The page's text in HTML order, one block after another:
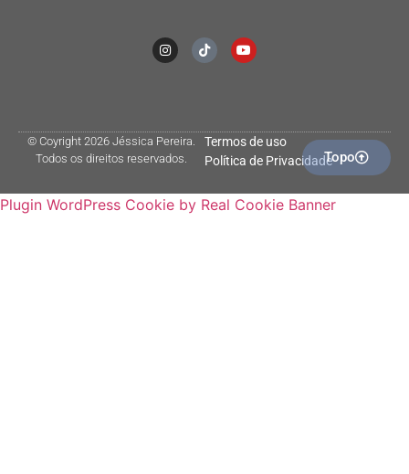
© Coyright 2026 Jéssica Pereira.
Todos os direitos reservados.
Termos de uso
Política de PrivacidadeTopo
Plugin WordPress Cookie by Real Cookie Banner